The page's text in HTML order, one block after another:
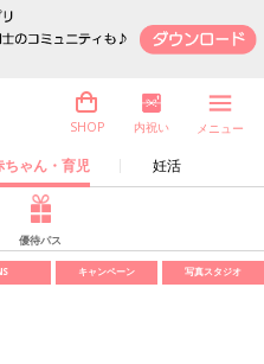
ちゃん・育児 妊活
SHOP 内祝い メニュー
優待パス
キャンペーン 写真スタジオ